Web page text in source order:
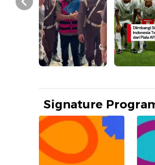
Prev
Signature